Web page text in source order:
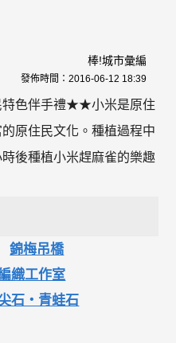
棒!城市彙編
發佈時間： 2016-06-12 18:39
色伴手禮★★小米是原住
原住民文化。種植過程中
後種植小米趕麻雀的樂趣
錦梅吊橋
織工作室
石‧青蛙石